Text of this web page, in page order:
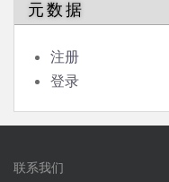
元数据
注册
登录
联系我们